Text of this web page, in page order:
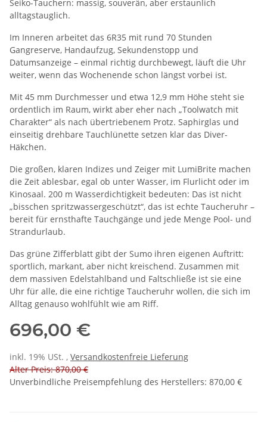
Seiko-Tauchern: massig, souverän, aber erstaunlich
alltagstauglich.
Im Inneren arbeitet das 6R35 mit rund 70 Stunden
Gangreserve, Handaufzug, Sekundenstopp und
Datumsanzeige – einmal richtig durchbewegt, läuft die Uhr
weiter, wenn das Wochenende schon längst vorbei ist.
Mit 45 mm Durchmesser und etwa 12,9 mm Höhe steht sie
ordentlich im Raum, wirkt aber eher nach „Toolwatch mit
Charakter“ als nach übertriebenem Protz. Saphirglas und
einseitig drehbare Tauchlünette setzen klar das Diver-
Häkchen.
Die großen, klaren Indizes und Zeiger mit LumiBrite machen
die Zeit ablesbar, egal ob unter Wasser, im Flurlicht oder im
Kinosaal. 200 m Wasserdichtigkeit bedeuten: Das ist nicht
„bisschen spritzwassergeschützt“, das ist echte Taucheruhr –
bereit für ernsthafte Tauchgänge und jede Menge Pool- und
Strandurlaub.
Das grüne Zifferblatt gibt der Sumo ihren eigenen Auftritt:
sportlich, markant, aber nicht kreischend. Zusammen mit
dem massiven Edelstahlband und Faltschließe ist sie eine
Uhr für alle, die eine richtige Taucheruhr wollen, die sich im
Alltag genauso wohlfühlt wie am Riff.
696,00 €
inkl. 19% USt. , Versandkostenfreie Lieferung
Alter Preis: 870,00 €
Unverbindliche Preisempfehlung des Herstellers: 870,00 €